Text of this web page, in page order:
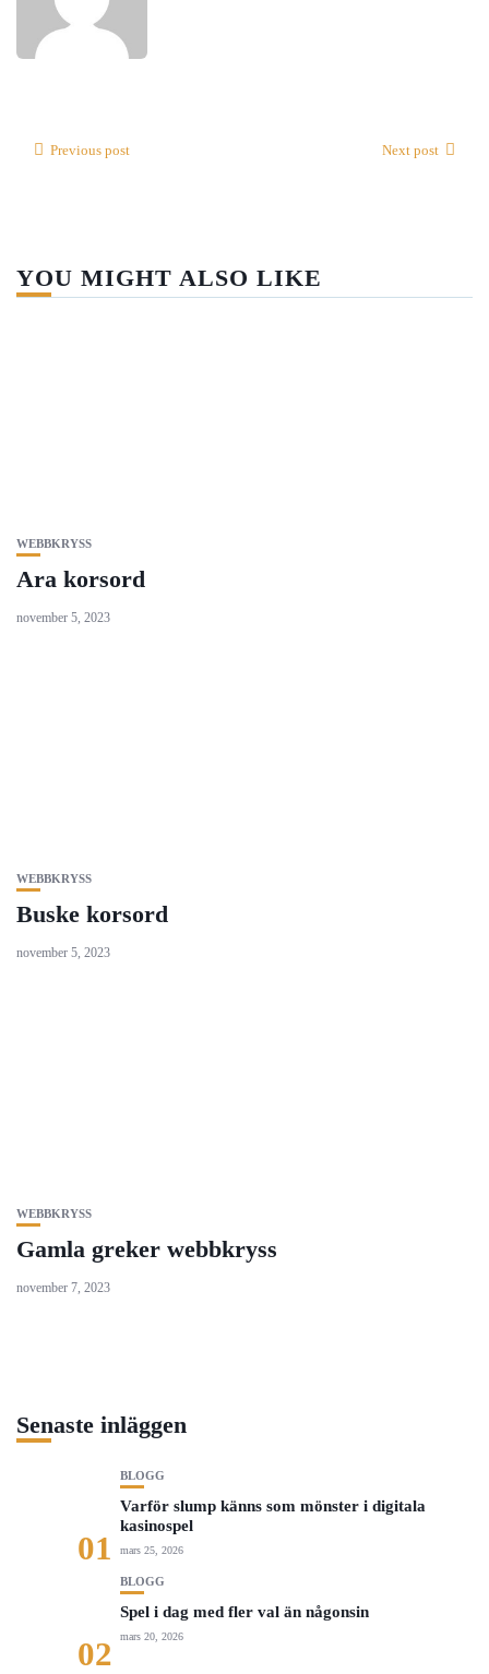
Previous post Next post
YOU MIGHT ALSO LIKE
WEBBKRYSS
Ara korsord
november 5, 2023
WEBBKRYSS
Buske korsord
november 5, 2023
WEBBKRYSS
Gamla greker webbkryss
november 7, 2023
Senaste inläggen
01
BLOGG
Varför slump känns som mönster i digitala
kasinospel
mars 25, 2026
02
BLOGG
Spel i dag med fler val än någonsin
mars 20, 2026